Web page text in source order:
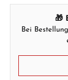
🎁
Bei